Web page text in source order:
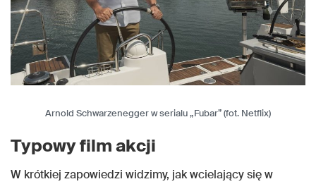
Arnold Schwarzenegger w serialu „Fubar” (fot. Netflix)
Typowy film akcji
W krótkiej zapowiedzi widzimy, jak wcielający się w